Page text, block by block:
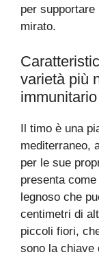
per supportare
mirato.
varietà più
immunitario
Il timo è una
mediterraneo,
per le sue
presenta
legnoso che
centimetri di
piccoli fiori,
sono la chiave